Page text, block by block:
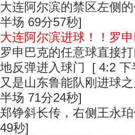
大连阿尔滨的禁区左侧
半场 69分57秒]
大连阿尔滨进球！！罗
罗申巴克的任意球直接
地反弹进入球门
[ 4:2 下
又是山东鲁能队刚进球
半场 71分24秒]
郑铮斜长传，右侧王永
49秒]